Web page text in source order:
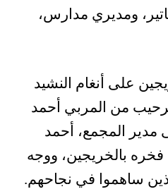
ومديري مدارس،
على أنغام النشيد
ترحيب من المربي أحمد
مدير المجمع، أحمد
فخره بالخريجين، ووجه
ساهموا في نجاحهم.